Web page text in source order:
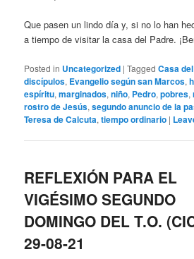
Que pasen un lindo día y, si no lo han
a tiempo de visitar la casa del Padre.
Posted in Uncategorized |Tagged Casa
discípulos, Evangelio según san Marcos,
espíritu,marginados,niño, Pedro,pobres,
rostro de Jesús,segundo anuncio de la
Teresa de Calcuta,tiempo ordinario |
REFLEXIÓN PARA EL
VIGÉSIMO SEGUNDO
DOMINGO DEL T.O.
29-08-21